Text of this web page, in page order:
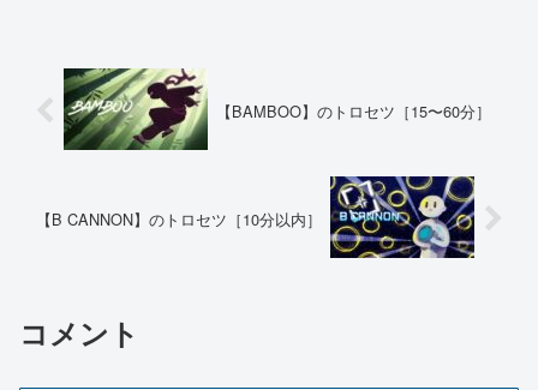
【BAMBOO】のトロセツ［15〜60分］
【B CANNON】のトロセツ［10分以内］
コメント